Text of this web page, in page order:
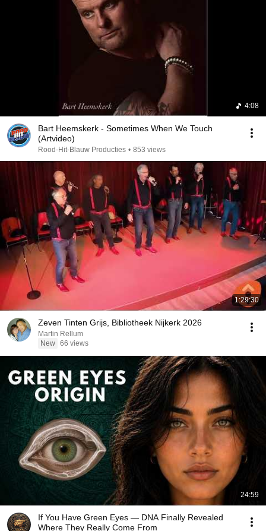
4:08
Bart Heemskerk - Sometimes When We Touch
(Artvideo)
Rood-Hit-Blauw Producties • 853 views
1:29:30
Zeven Tinten Grijs, Bibliotheek Nijkerk 2026
Martin Rellum
New 66 views
24:59
If You Have Green Eyes — DNA Finally Revealed
Where They Really Come From